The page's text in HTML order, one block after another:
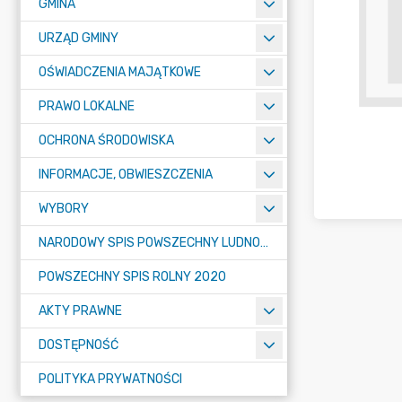
GMINA
URZĄD GMINY
OŚWIADCZENIA MAJĄTKOWE
PRAWO LOKALNE
OCHRONA ŚRODOWISKA
INFORMACJE, OBWIESZCZENIA
WYBORY
NARODOWY SPIS POWSZECHNY LUDNOŚCI I MIESZKAŃ W 2021
POWSZECHNY SPIS ROLNY 2020
AKTY PRAWNE
DOSTĘPNOŚĆ
POLITYKA PRYWATNOŚCI